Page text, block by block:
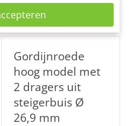
beter van pas:
Gordijnroede
hoog model met
2 dragers uit
steigerbuis Ø
26,9 mm